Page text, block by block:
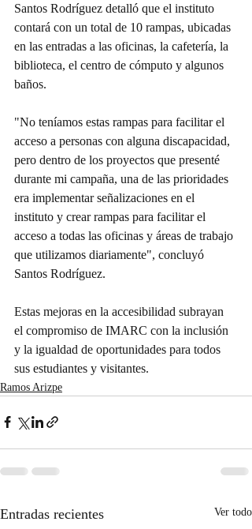
Santos Rodríguez detalló que el instituto
contará con un total de 10 rampas, ubicadas
en las entradas a las oficinas, la cafetería, la
biblioteca, el centro de cómputo y algunos
baños.
"No teníamos estas rampas para facilitar el
acceso a personas con alguna discapacidad,
pero dentro de los proyectos que presenté
durante mi campaña, una de las prioridades
era implementar señalizaciones en el
instituto y crear rampas para facilitar el
acceso a todas las oficinas y áreas de trabajo
que utilizamos diariamente", concluyó
Santos Rodríguez.
Estas mejoras en la accesibilidad subrayan
el compromiso de IMARC con la inclusión
y la igualdad de oportunidades para todos
sus estudiantes y visitantes.
Ramos Arizpe
Entradas recientes Ver todo